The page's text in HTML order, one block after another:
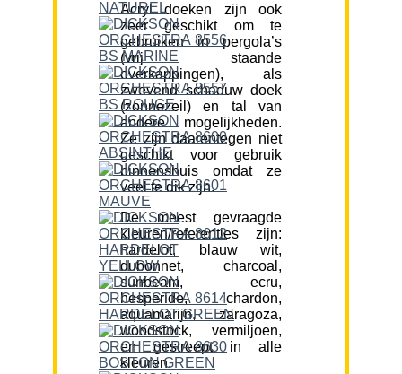
Acryl doeken zijn ook
zeer geschikt om te
gebruiken in pergola’s
(vrij staande
overkappingen), als
zwevend schaduw doek
(zonnezeil) en tal van
andere mogelijkheden.
Ze zijn daarentegen niet
geschikt voor gebruik
binnenshuis omdat ze
veel te dik zijn.
De meest gevraagde
kleuren/referenties zijn:
hardelot, blauw wit,
dubonnet, charcoal,
sunbeam, ecru,
hesperide, chardon,
aquamarijn, zaragoza,
woodstock, vermiljoen,
en gestreept in alle
kleuren.